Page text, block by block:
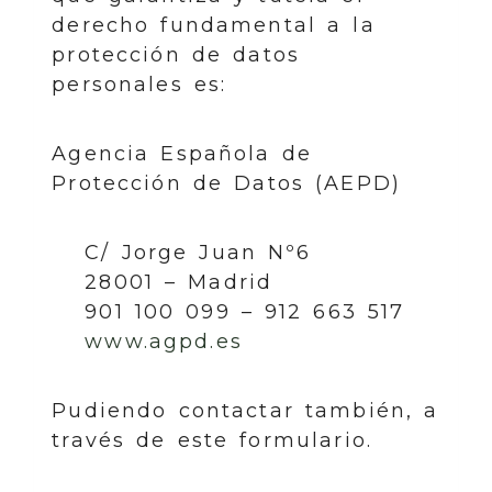
derecho fundamental a la
protección de datos
personales es:
Agencia Española de
Protección de Datos (AEPD)
C/ Jorge Juan Nº6
28001 – Madrid
901 100 099 – 912 663 517
www.agpd.es
Pudiendo contactar también, a
través de este formulario.